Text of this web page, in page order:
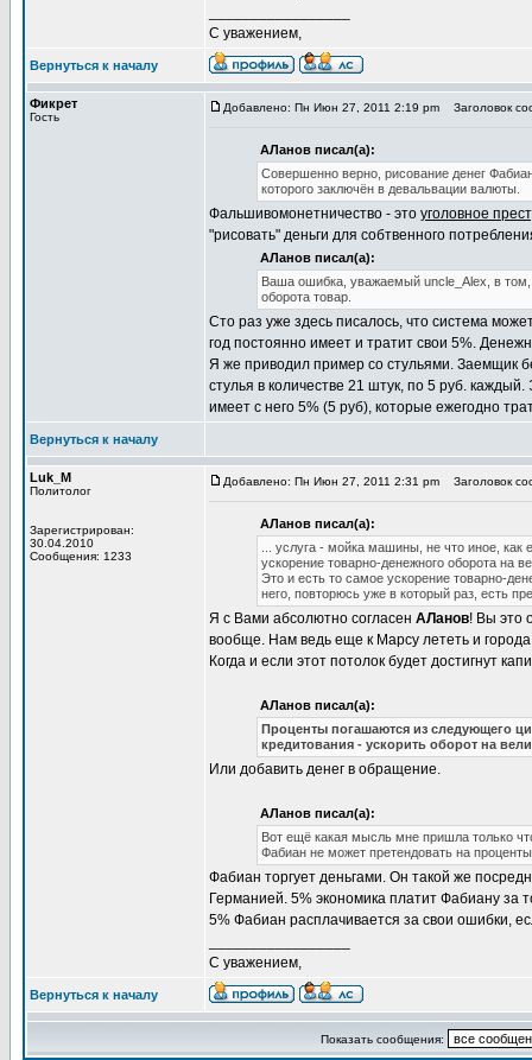
С уважением,
Вернуться к началу
Фикрет
Гость
Добавлено: Пн Июн 27, 2011 2:19 pm Заголовок
АЛанов писал(а):
Совершенно верно, рисование денег
которого заключён в девальвации валюты.
Фальшивомонетничество - это уголовное
"рисовать" деньги для собтвенного
АЛанов писал(а):
Ваша ошибка, уважаемый uncle_Alex, в
оборота товар.
Сто раз уже здесь писалось, что система
год постоянно имеет и тратит свои 5%.
Я же приводил пример со стульями. Заемщик
стулья в количестве 21 штук, по 5 руб.
имеет с него 5% (5 руб), которые ежегодно
Вернуться к началу
Luk_M
Политолог
Зарегистрирован:
30.04.2010
Сообщения: 1233
Добавлено: Пн Июн 27, 2011 2:31 pm Заголовок
АЛанов писал(а):
... услуга - мойка машины, не что иное,
ускорение товарно-денежного оборота на
Это и есть то самое ускорение товарно-
него, повторюсь уже в который раз, есть
Я с Вами абсолютно согласен АЛанов! Вы это
вообще. Нам ведь еще к Марсу лететь и
Когда и если этот потолок будет достигнут
АЛанов писал(а):
Проценты погашаются из следующего
кредитования - ускорить оборот на
Или добавить денег в обращение.
АЛанов писал(а):
Вот ещё какая мысль мне пришла только
Фабиан не может претендовать на
Фабиан торгует деньгами. Он такой же
Германией. 5% экономика платит Фабиану за
5% Фабиан расплачивается за свои ошибки,
С уважением,
Вернуться к началу
Показать сообщения: